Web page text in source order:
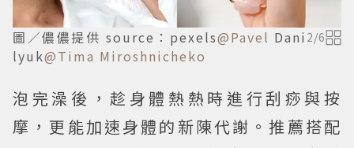
圖／儂儂提供 source：pexels@Pavel Dani
lyuk@Tima Miroshnicheko
2/6
泡完澡後，趁身體熱熱時進行刮痧與按
摩，更能加速身體的新陳代謝。推薦搭配